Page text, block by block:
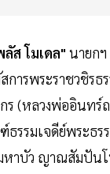
ส โมเดล" นายกฯ
รพระราชวชิรธ
ร (หลวงพ่ออินทร์
รมเจดีย์พระธร
หาบัว ญาณสัมปัน